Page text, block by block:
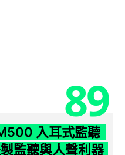
89
入耳式監聽
監聽與人聲利器